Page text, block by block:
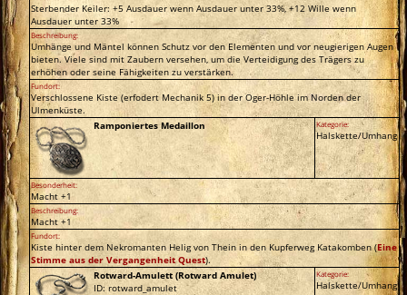
Sterbender Keiler: +5 Ausdauer wenn Ausdauer unter 33%, +12 Wille wenn
Ausdauer unter 33%
Beschreibung:
Umhänge und Mäntel können Schutz vor den Elementen und vor neugierigen Augen
bieten. Viele sind mit Zaubern versehen, um die Verteidigung des Trägers zu
erhöhen oder seine Fähigkeiten zu verstärken.
Fundort:
Verschlossene Kiste (erfodert Mechanik 5) in der Oger-Höhle im Norden der
Ulmenküste.
Ramponiertes Medaillon
Kategorie:
Halskette/Umhang
Besonderheit:
Macht +1
Beschreibung:
Macht +1
Fundort:
Kiste hinter dem Nekromanten Helig von Thein in den Kupferweg Katakomben (Eine
Stimme aus der Vergangenheit Quest).
Rotward-Amulett (Rotward Amulet)
ID: rotward_amulet
Kategorie:
Halskette/Umhang